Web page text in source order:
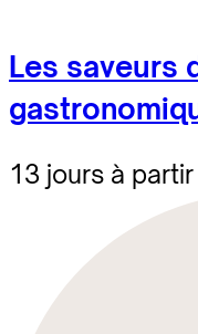
Les saveurs
13 jours à